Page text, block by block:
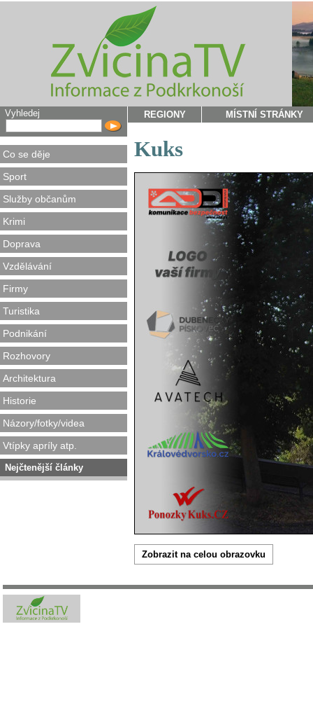
Vyhledej
Co se děje
Sport
Služby občanům
Krimi
Doprava
Vzdělávání
Firmy
Turistika
Podnikání
Rozhovory
Architektura
Historie
Názory/fotky/videa
Vtípky apríly atp.
Nejčtenější články
REGIONY MÍSTNÍ STRÁNKY
Kuks
Zobrazit na celou obrazovku